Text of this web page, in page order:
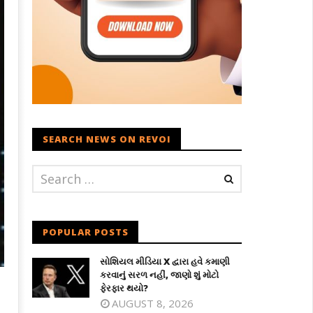
SEARCH NEWS ON REVOI
POPULAR POSTS
સોશિયલ મીડિયા X દ્વારા હવે કમાણી
કરવાનું સરળ નહીં, જાણો શું મોટો
ફેરફાર થયો?
AUGUST 8, 2026